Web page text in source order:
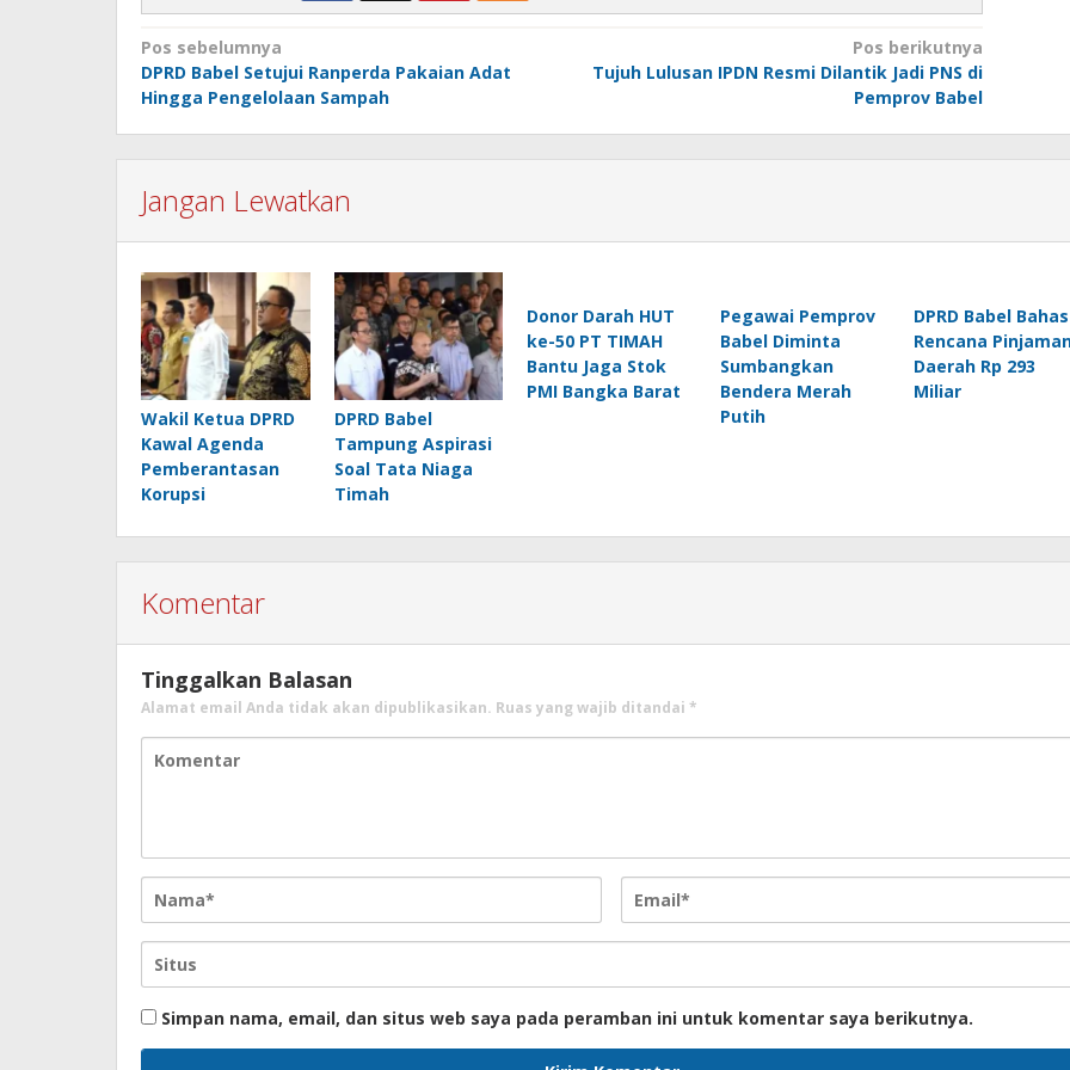
Navigasi
pos
Pos sebelumnya
DPRD Babel Setujui Ranperda Pakaian Adat
Hingga Pengelolaan Sampah
Pos berikutnya
Tujuh Lulusan IPDN Resmi Dilantik Jadi PNS di
Pemprov Babel
Jangan Lewatkan
Wakil Ketua DPRD
Kawal Agenda
Pemberantasan
Korupsi
DPRD Babel
Tampung Aspirasi
Soal Tata Niaga
Timah
Donor Darah HUT
ke-50 PT TIMAH
Bantu Jaga Stok
PMI Bangka Barat
Pegawai Pemprov
Babel Diminta
Sumbangkan
Bendera Merah
Putih
DPRD Babel Bahas
Rencana
Daerah Rp 293
Miliar
Komentar
Tinggalkan Balasan
Alamat email Anda tidak akan dipublikasikan. Ruas yang wajib ditandai *
Simpan nama, email, dan situs web saya pada peramban ini untuk komentar saya berikutnya.